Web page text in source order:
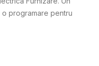
programare pentru